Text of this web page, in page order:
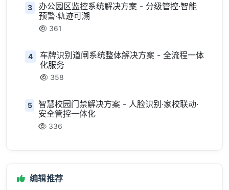
3
办公园区监控系统解决方案 - 分级管控·智能
预警·轨迹可溯
361
4
车牌识别道闸系统整体解决方案 - 全流程一体
化服务
358
5
智慧校园门禁解决方案 - 人脸识别·家校联动·
安全管控一体化
336
编辑推荐